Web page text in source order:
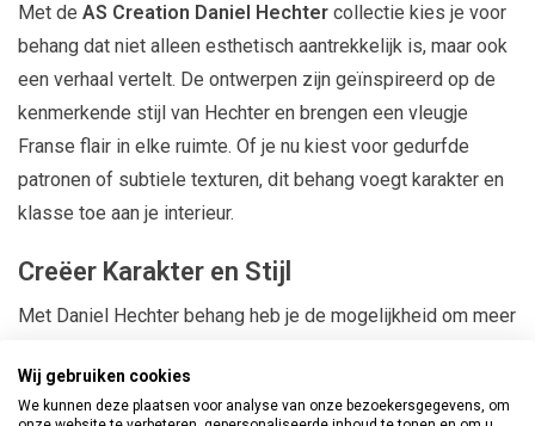
Met de AS Creation Daniel Hechter collectie kies je voor
behang dat niet alleen esthetisch aantrekkelijk is, maar ook
een verhaal vertelt. De ontwerpen zijn geïnspireerd op de
kenmerkende stijl van Hechter en brengen een vleugje
Franse flair in elke ruimte. Of je nu kiest voor gedurfde
patronen of subtiele texturen, dit behang voegt karakter en
klasse toe aan je interieur.
Creëer Karakter en Stijl
Met Daniel Hechter behang heb je de mogelijkheid om meer
behang is perfect voor het creëren van een statementwand
of het transformeren van een hele kamer in een stijlvolle en
Wij gebruiken cookies
We kunnen deze plaatsen voor analyse van onze bezoekersgegevens, om